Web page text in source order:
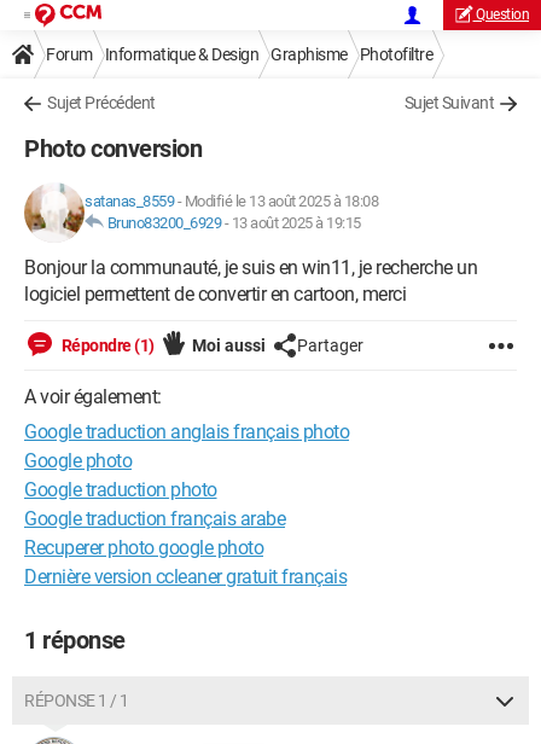
Question
Forum Informatique & Design Graphisme Photofiltre
Sujet Précédent Sujet Suivant
Photo conversion
satanas_8559- Modifié le 13 août 2025 à 18:08
Bruno83200_6929- 13 août 2025 à 19:15
Bonjour la communauté, je suis en win11, je recherche un
logiciel permettent de convertir en cartoon, merci
Répondre (1) Moi aussi Partager
A voir également:
Google traduction anglais français photo
Google photo
Google traduction photo
Google traduction français arabe
Recuperer photo google photo
Dernière version ccleaner gratuit français
1 réponse
RÉPONSE 1 / 1